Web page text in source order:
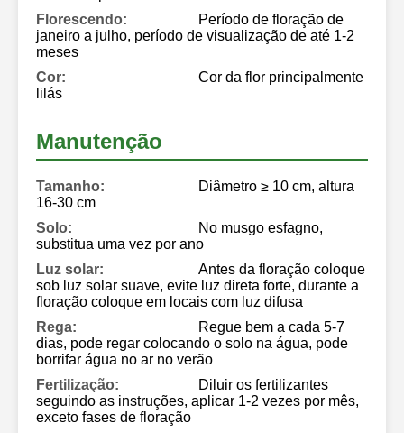
Florescendo:
Período de floração de
janeiro a julho, período de visualização de até 1-2
meses
Cor:
Cor da flor principalmente
lilás
Manutenção
Tamanho:
Diâmetro ≥ 10 cm, altura
16-30 cm
Solo:
No musgo esfagno,
substitua uma vez por ano
Luz solar:
Antes da floração coloque
sob luz solar suave, evite luz direta forte, durante a
floração coloque em locais com luz difusa
Rega:
Regue bem a cada 5-7
dias, pode regar colocando o solo na água, pode
borrifar água no ar no verão
Fertilização:
Diluir os fertilizantes
seguindo as instruções, aplicar 1-2 vezes por mês,
exceto fases de floração